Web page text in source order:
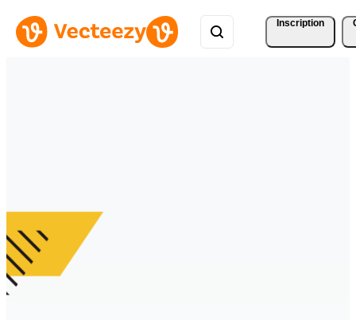
Inscription